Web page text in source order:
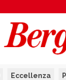
Eccellenza